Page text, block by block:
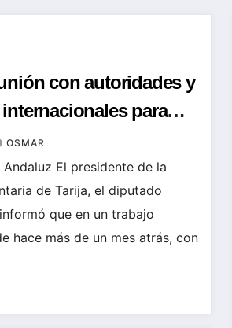
con autoridades y
para
a Tarija
OSMAR
El presidente de la
de Tarija, el diputado
que en un trabajo
hace más de un mes atrás, con